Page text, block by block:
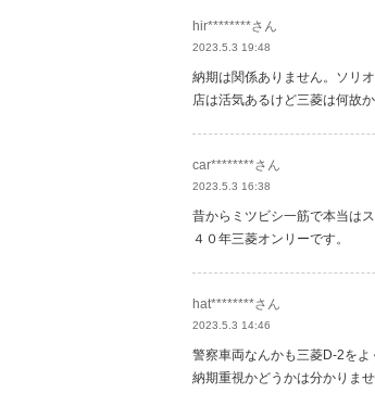
hir********さん
2023.5.3 19:48
納期は関係ありません。ソリ
店は活気あるけど三菱は何故
car********さん
2023.5.3 16:38
昔からミツビシ一筋で本当は
４０年三菱オンリーです。
hat********さん
2023.5.3 14:46
警察車両なんかも三菱D-2をよ
納期重視かどうかは分かりま